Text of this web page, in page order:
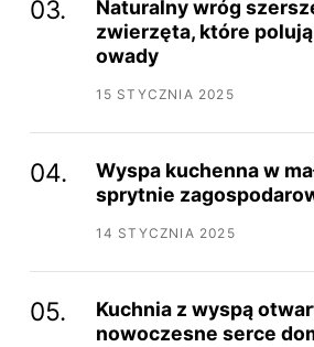
Naturalny wróg
zwierzęta, które
owady
15 STYCZNIA 2025
Wyspa kuchenna w
sprytnie
14 STYCZNIA 2025
Kuchnia z wyspą
nowoczesne serce